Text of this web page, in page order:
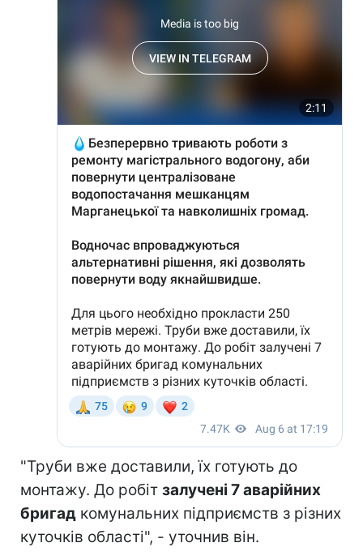
"Труби вже доставили, їх готують до
монтажу. До робіт залучені 7 аварійних
бригад комунальних підприємств з різних
куточків області", - уточнив він.